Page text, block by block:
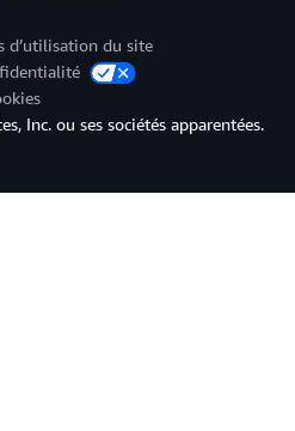
d’utilisation du site
Inc. ou ses sociétés apparentées.